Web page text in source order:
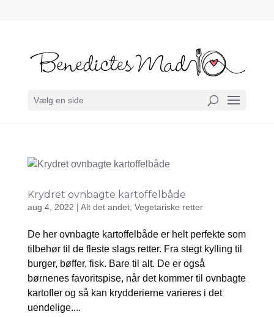
Vælg en side
Krydret ovnbagte kartoffelbåde
aug 4, 2022 | Alt det andet, Vegetariske retter
De her ovnbagte kartoffelbåde er helt perfekte som
tilbehør til de fleste slags retter. Fra stegt kylling til
burger, bøffer, fisk. Bare til alt. De er også
børnenes favoritspise, når det kommer til ovnbagte
kartofler og så kan krydderierne varieres i det
uendelige....